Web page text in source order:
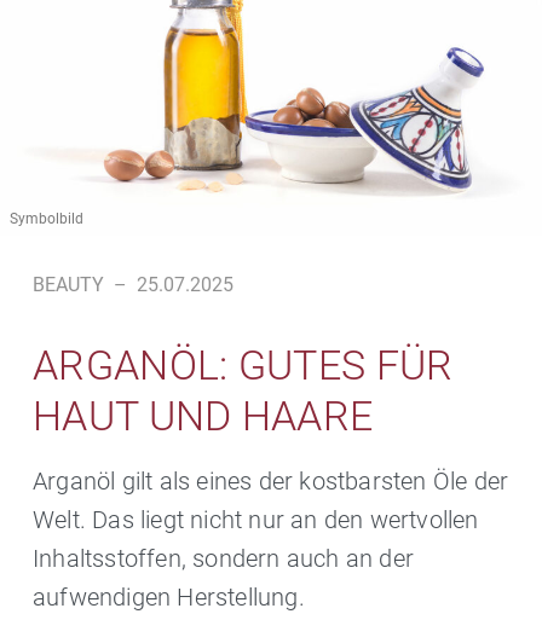
Symbolbild
BEAUTY – 25.07.2025
ARGANÖL: GUTES FÜR
HAUT UND HAARE
Arganöl gilt als eines der kostbarsten Öle der
Welt. Das liegt nicht nur an den wertvollen
Inhaltsstoffen, sondern auch an der
aufwendigen Herstellung.